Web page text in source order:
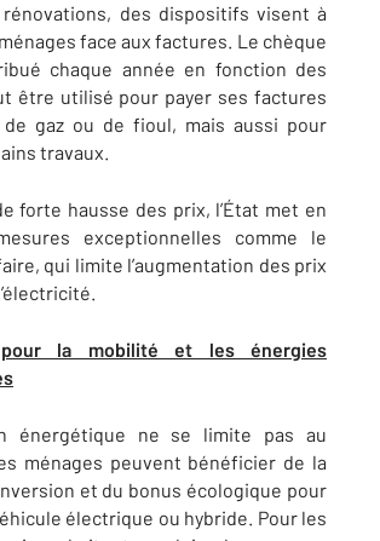
rénovations, des dispositifs visent à
face aux factures. Le chèque
chaque année en fonction des
être utilisé pour payer ses factures
de gaz ou de fioul, mais aussi pour
travaux.
forte hausse des prix, l’État met en
exceptionnelles comme le
qui limite l’augmentation des prix
la mobilité et les énergies
énergétique ne se limite pas au
ménages peuvent bénéficier de la
et du bonus écologique pour
électrique ou hybride. Pour les